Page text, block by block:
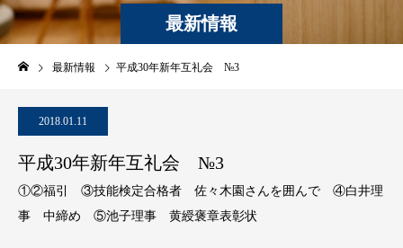
最新情報
最新情報 平成30年新年互礼会 №3
2018.01.11
平成30年新年互礼会 №3
①②福引 ③技能検定合格者 佐々木園さんを囲んで ④白井理
事 中締め ⑤池子理事 黄綬褒章表彰状